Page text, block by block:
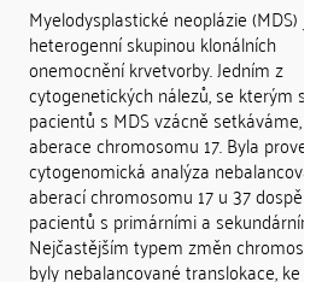
Myelodysplastické neoplázie (MDS)
heterogenní skupinou klonálních
onemocnění krvetvorby. Jedním z
cytogenetických nálezů, se kterým se
pacientů s MDS vzácně setkáváme,
aberace chromosomu 17. Byla
cytogenomická analýza
aberací chromosomu 17 u 37
pacientů s primárními a sekundárními
Nejčastějším typem změn
byly nebalancované translokace, ke